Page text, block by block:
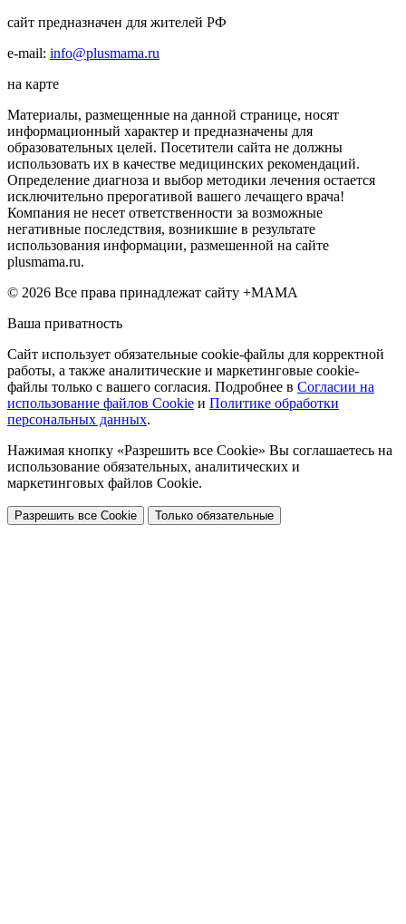
сайт предназначен для жителей РФ
e-mail: info@plusmama.ru
на карте
Материалы, размещенные на данной странице, носят
информационный характер и предназначены для
образовательных целей. Посетители сайта не должны
использовать их в качестве медицинских рекомендаций.
Определение диагноза и выбор методики лечения остается
исключительно прерогативой вашего лечащего врача!
Компания не несет ответственности за возможные
негативные последствия, возникшие в результате
использования информации, размешенной на сайте
plusmama.ru.
© 2026 Все права принадлежат сайту +МАМА
Ваша приватность
Сайт использует обязательные cookie-файлы для корректной
работы, а также аналитические и маркетинговые cookie-
файлы только с вашего согласия. Подробнее в Согласии на
использование файлов Cookie и Политике обработки
персональных данных.
Нажимая кнопку «Разрешить все Cookie» Вы соглашаетесь на
использование обязательных, аналитических и
маркетинговых файлов Cookie.
Разрешить все Cookie Только обязательные